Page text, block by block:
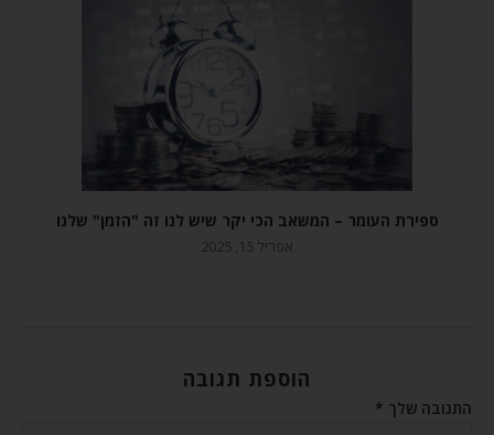
ספירת העומר – המשאב הכי יקר שיש לנו זה "הזמן" שלנו
אפריל 15, 2025
הוספת תגובה
התגובה שלך *